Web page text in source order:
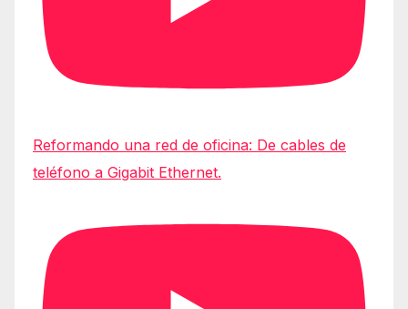
Reformando una red de oficina: De cables de
teléfono a Gigabit Ethernet.